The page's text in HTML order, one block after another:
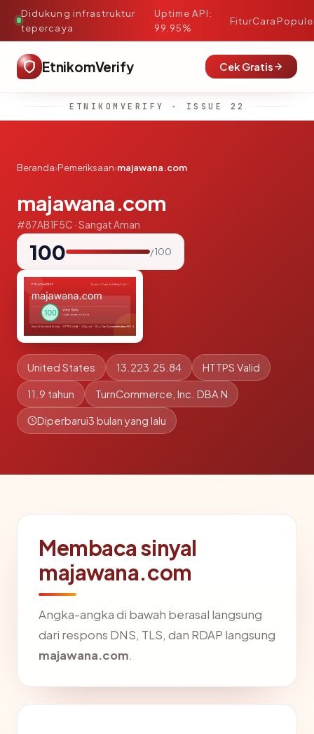
Didukung infrastruktur
tepercaya
·
Uptime API:
99.95%
FiturCara
EtnikomVerify Cek Gratis
ETNIKOMVERIFY · ISSUE 22
Beranda›Pemeriksaan›majawana.com
majawana.com
#87AB1F5C · Sangat Aman
100 / 100
United States 13.223.25.84 HTTPS Valid
11.9 tahun TurnCommerce, Inc. DBA N
Diperbarui3 bulan yang lalu
Membaca sinyal
majawana.com
Angka-angka di bawah berasal langsung
dari respons DNS, TLS, dan RDAP langsung
majawana.com.